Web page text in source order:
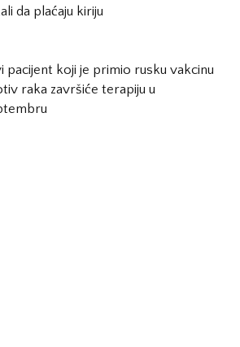
da plaćaju kiriju
pacijent koji je primio rusku vakcinu
raka završiće terapiju u